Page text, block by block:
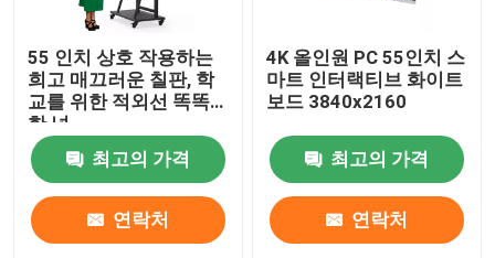
55 인치 상호 작용하는
희고 매끄러운 칠판, 학
교를 위한 적외선 똑똑
한 널
최고의 가격
연락처
4K 올인원 PC 55인치 스
마트 인터랙티브 화이트
보드 3840x2160
최고의 가격
연락처